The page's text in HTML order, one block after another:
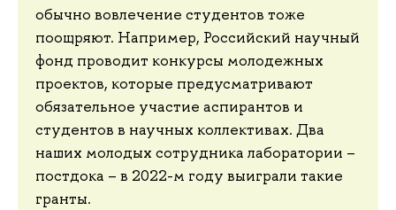
обычно вовлечение студентов тоже
поощряют. Например, Российский научный
фонд проводит конкурсы молодежных
проектов, которые предусматривают
обязательное участие аспирантов и
студентов в научных коллективах. Два
наших молодых сотрудника лаборатории –
постдока – в 2022-м году выиграли такие
гранты.